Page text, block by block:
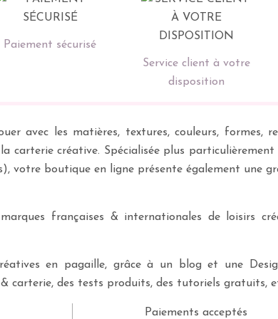
Paiement sécurisé
Service client à votre
disposition
avec les matières, textures, couleurs, formes,
carterie créative. Spécialisée plus
votre boutique en ligne présente également une
françaises & internationales de loisirs
en pagaille, grâce à un blog et une
carterie, des tests produits, des tutoriels gratuits,
Paiements acceptés